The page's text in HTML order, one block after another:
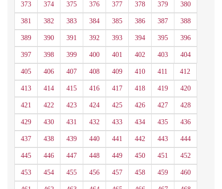
373 374 375 376 377 378 379 380
381 382 383 384 385 386 387 388
389 390 391 392 393 394 395 396
397 398 399 400 401 402 403 404
405 406 407 408 409 410 411 412
413 414 415 416 417 418 419 420
421 422 423 424 425 426 427 428
429 430 431 432 433 434 435 436
437 438 439 440 441 442 443 444
445 446 447 448 449 450 451 452
453 454 455 456 457 458 459 460